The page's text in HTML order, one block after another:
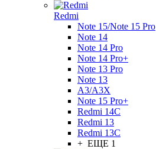
Redmi
Note 15/Note 15 Pro
Note 14
Note 14 Pro
Note 14 Pro+
Note 13 Pro
Note 13
A3/A3X
Note 15 Pro+
Redmi 14C
Redmi 13
Redmi 13C
+ ЕЩЕ 1